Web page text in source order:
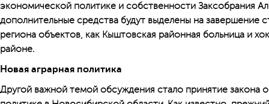
экономической политике и собственности Заксобрания
дополнительные средства будут выделены на завершение
региона объектов, как Кыштовская районная больница и
районе.
Новая аграрная политика
Другой важной темой обсуждения стало принятие закона